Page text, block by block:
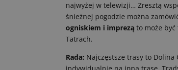
najwyżej w telewizji… Zresztą
śnieżnej pogodzie można
ogniskiem i imprezą to może być
Tatrach.
Rada: Najczęstsze trasy to Dolina